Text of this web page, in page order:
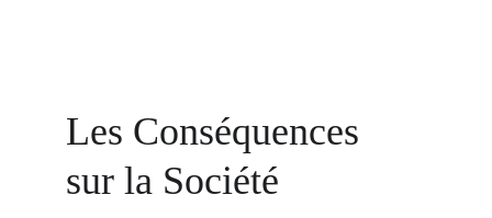
Les Conséquences
sur la Société